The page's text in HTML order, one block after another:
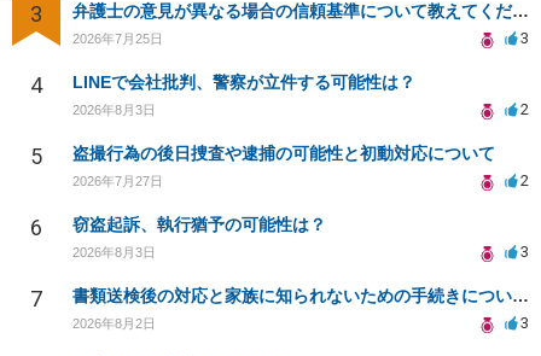
3 弁護士の意見が異なる場合の信頼基準について教えてください
2026年7月25日 3
4 LINEで会社批判、警察が立件する可能性は？
2026年8月3日 2
5 盗撮行為の後日捜査や逮捕の可能性と初動対応について
2026年7月27日 2
6 窃盗起訴、執行猶予の可能性は？
2026年8月3日 3
7 書類送検後の対応と家族に知られないための手続きについて相談
2026年8月2日 3